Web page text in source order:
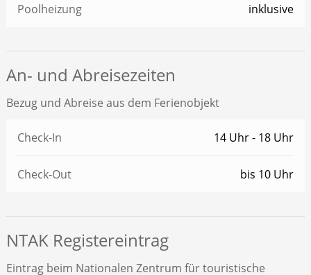
Poolheizung inklusive
An- und Abreisezeiten
Bezug und Abreise aus dem Ferienobjekt
Check-In 14 Uhr - 18 Uhr
Check-Out bis 10 Uhr
NTAK Registereintrag
Eintrag beim Nationalen Zentrum für touristische